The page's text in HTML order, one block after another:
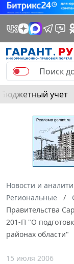
Бюджетный учет
Новости и
Региональные
Правительства
201-П "О
районах области"
15 июля 2006